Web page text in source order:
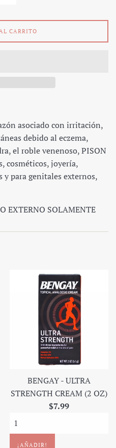
CARRITO
asociado con irritación,
debido al eczema,
el roble venenoso, PISON
cosméticos, joyería,
y para genitales externos,
EXTERNO SOLAMENTE
BENGAY - ULTRA
STRENGTH CREAM (2 OZ)
Precio
$7.99